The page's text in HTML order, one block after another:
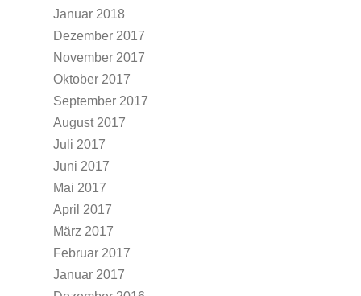
Januar 2018
Dezember 2017
November 2017
Oktober 2017
September 2017
August 2017
Juli 2017
Juni 2017
Mai 2017
April 2017
März 2017
Februar 2017
Januar 2017